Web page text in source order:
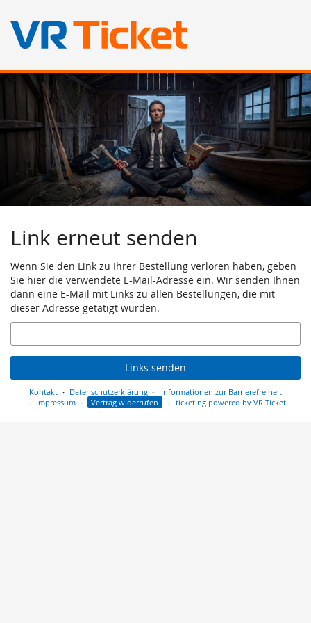
Zum
Haupt-
springen
Link erneut senden
Wenn Sie den Link zu Ihrer Bestellung verloren haben, geben
Sie hier die verwendete E-Mail-Adresse ein. Wir senden Ihnen
dann eine E-Mail mit Links zu allen Bestellungen, die mit
dieser Adresse getätigt wurden.
E-
Mail
Links senden
Kontakt Datenschutzerklärung
Informationen zur Barrierefreiheit
Impressum
Vertrag widerrufen ticketing powered by VR Ticket